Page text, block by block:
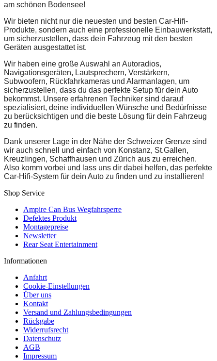
am schönen Bodensee!
Wir bieten nicht nur die neuesten und besten Car-Hifi-
Produkte, sondern auch eine professionelle Einbauwerkstatt,
um sicherzustellen, dass dein Fahrzeug mit den besten
Geräten ausgestattet ist.
Wir haben eine große Auswahl an Autoradios,
Navigationsgeräten, Lautsprechern, Verstärkern,
Subwoofern, Rückfahrkameras und Alarmanlagen, um
sicherzustellen, dass du das perfekte Setup für dein Auto
bekommst. Unsere erfahrenen Techniker sind darauf
spezialisiert, deine individuellen Wünsche und Bedürfnisse
zu berücksichtigen und die beste Lösung für dein Fahrzeug
zu finden.
Dank unserer Lage in der Nähe der Schweizer Grenze sind
wir auch schnell und einfach von Konstanz, St.Gallen,
Kreuzlingen, Schaffhausen und Zürich aus zu erreichen.
Also komm vorbei und lass uns dir dabei helfen, das perfekte
Car-Hifi-System für dein Auto zu finden und zu installieren!
Shop Service
Ampire Can Bus Wegfahrsperre
Defektes Produkt
Montagepreise
Newsletter
Rear Seat Entertainment
Informationen
Anfahrt
Cookie-Einstellungen
Über uns
Kontakt
Versand und Zahlungsbedingungen
Rückgabe
Widerrufsrecht
Datenschutz
AGB
Impressum